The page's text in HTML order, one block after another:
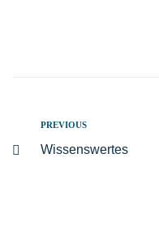
PREVIOUS
Wissenswertes